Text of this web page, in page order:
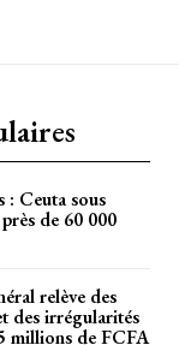
: Ceuta sous
de 60 000
relève des
des irrégularités
millions de FCFA